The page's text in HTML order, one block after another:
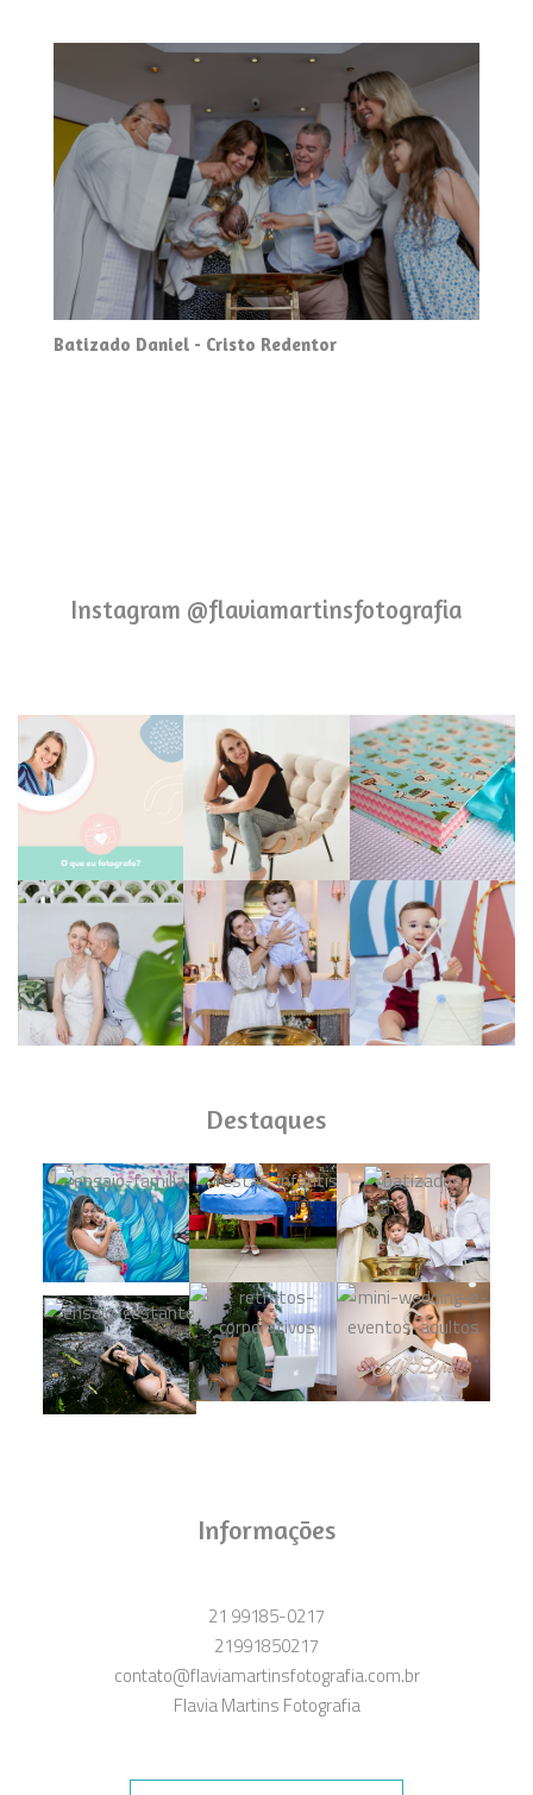
Batizado Daniel - Cristo Redentor
Instagram @flaviamartinsfotografia
Destaques
Informações
21 99185-0217
21991850217
contato@flaviamartinsfotografia.com.br
Flavia Martins Fotografia